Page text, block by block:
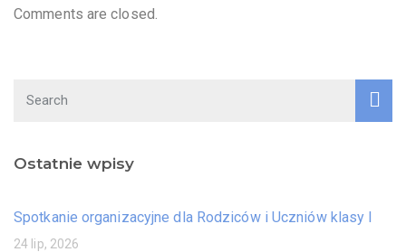
Comments are closed.
Ostatnie wpisy
Spotkanie organizacyjne dla Rodziców i Uczniów klasy I
24 lip, 2026